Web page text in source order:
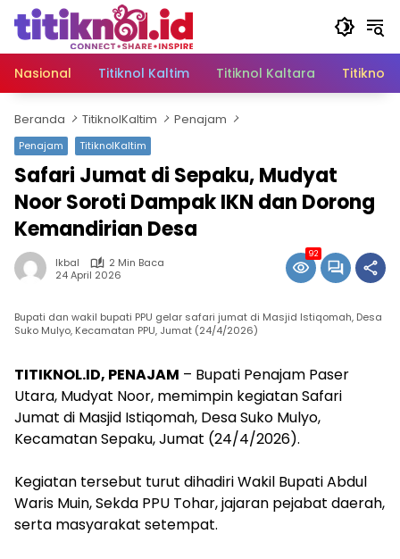
Langsung
konten
Nasional
Titiknol Kaltim Titiknol Kaltara Titiknol
Beranda TitiknolKaltim Penajam
Penajam TitiknolKaltim
Safari Jumat di Sepaku, Mudyat
Noor Soroti Dampak IKN dan Dorong
Kemandirian Desa
Ikbal
2 Min Baca
24 April 2026
92
Bupati dan wakil bupati PPU gelar safari jumat di Masjid Istiqomah, Desa
Suko Mulyo, Kecamatan PPU, Jumat (24/4/2026)
TITIKNOL.ID, PENAJAM – Bupati Penajam Paser
Utara, Mudyat Noor, memimpin kegiatan Safari
Jumat di Masjid Istiqomah, Desa Suko Mulyo,
Kecamatan Sepaku, Jumat (24/4/2026).
‎Kegiatan tersebut turut dihadiri Wakil Bupati Abdul
Waris Muin, Sekda PPU Tohar, jajaran pejabat daerah,
serta masyarakat setempat.